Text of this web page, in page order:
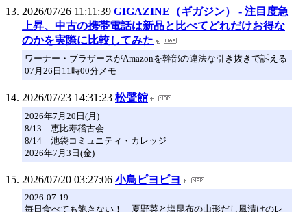
2026/07/26 11:11:39 GIGAZINE（ギガジン） - 注目度急
上昇、中古の携帯電話は新品と比べてどれだけお得な
のかを実際に比較してみた
ワーナー・ブラザースがAmazonを幹部の違法な引き抜きで訴える
07月26日11時00分メモ
2026/07/23 14:31:23 松聲館
2026年7月20日(月)
8/13 恵比寿稽古会
8/14 池袋コミュニティ・カレッジ
2026年7月3日(金)
2026/07/20 03:27:06 小鳥ピヨピヨ
2026-07-19
毎日食べても飽きない！ 夏野菜と塩昆布の山形だし風漬けのレ